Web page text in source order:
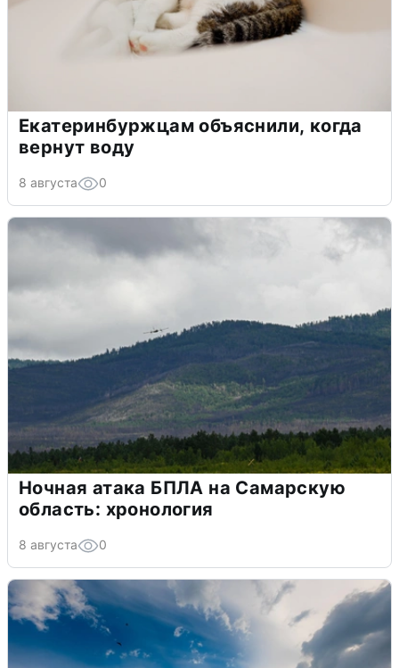
Екатеринбуржцам объяснили, когда
вернут воду
8 августа 0
Ночная атака БПЛА на Самарскую
область: хронология
8 августа 0